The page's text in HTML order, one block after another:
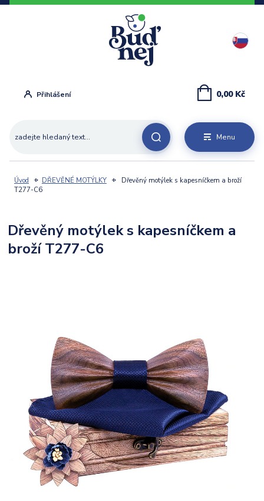
Menu
Přihlášení 0,00 Kč
Úvod DŘEVĚNÉ MOTÝLKY
Dřevěný motýlek s kapesníčkem a broží
T277-C6
Dřevěný motýlek s kapesníčkem a
broží T277-C6